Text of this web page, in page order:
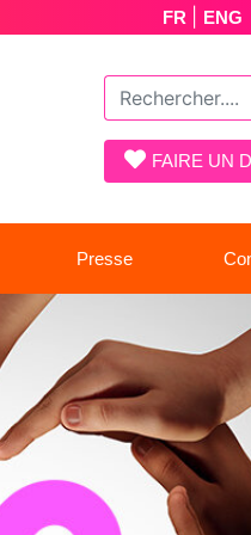
FR ENG
FAIRE UN
Presse